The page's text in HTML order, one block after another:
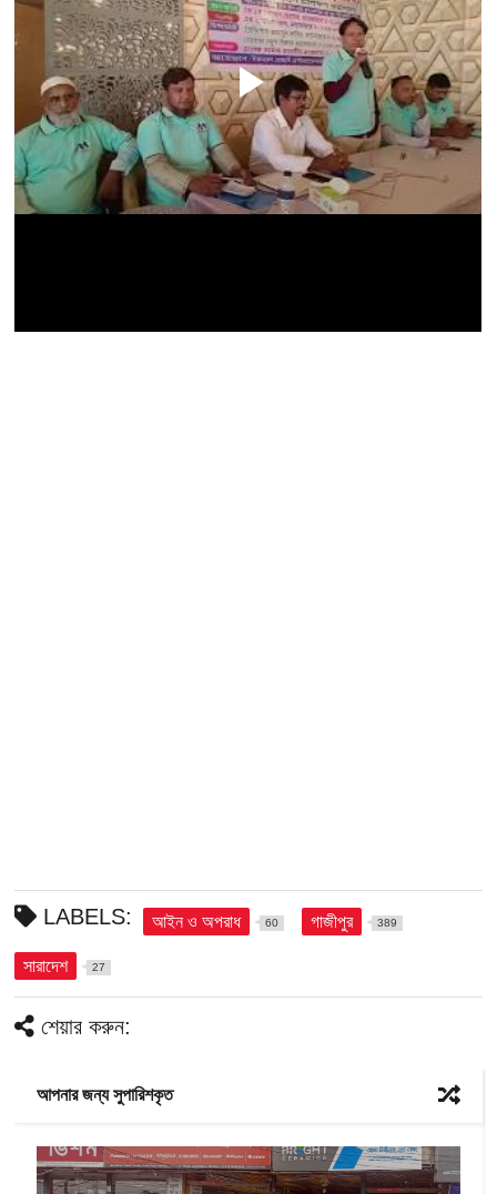
LABELS: আইন ও অপরাধ 60 গাজীপুর 389
সারাদেশ 27
শেয়ার করুন:
আপনার জন্য সুপারিশকৃত